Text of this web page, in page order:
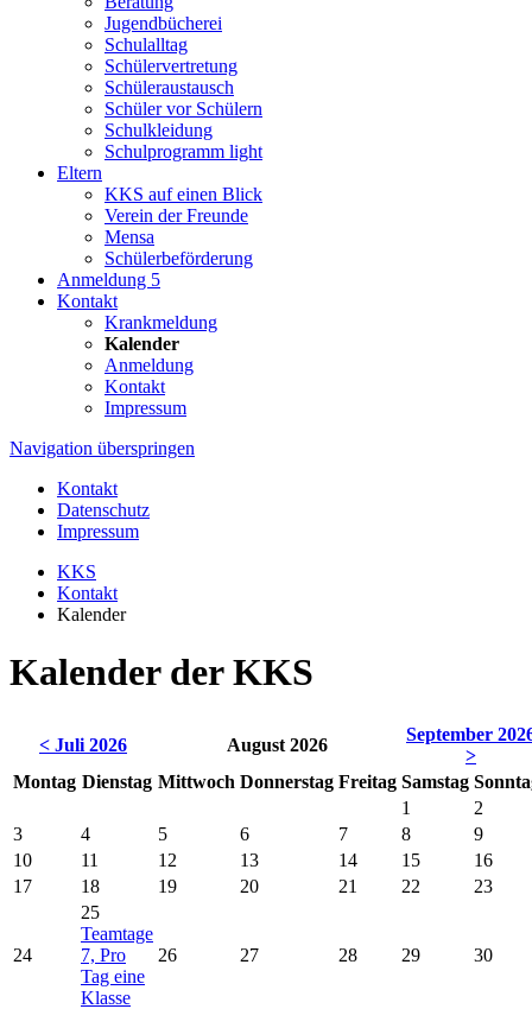
Jugendbücherei
Schulalltag
Schülervertretung
Schüleraustausch
Schüler vor Schülern
Schulkleidung
Schulprogramm light
Eltern
KKS auf einen Blick
Verein der Freunde
Mensa
Schülerbeförderung
Anmeldung 5
Kontakt
Krankmeldung
Kalender
Anmeldung
Kontakt
Impressum
Navigation überspringen
Kontakt
Datenschutz
Impressum
KKS
Kontakt
Kalender
Kalender der KKS
< Juli 2026 August 2026
September
>
Montag Dienstag Mittwoch Donnerstag Freitag Samstag
1
2
3
4 5 6 7 8
9
10
11 12 13 14 15
16
17
18 19 20 21 22 23
24
25
Teamtage
7, Pro
Tag eine
Klasse
26 27 28 29 30